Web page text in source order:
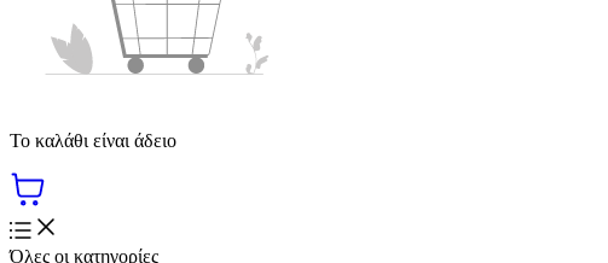
Το καλάθι είναι άδειο
Όλες οι κατηγορίες